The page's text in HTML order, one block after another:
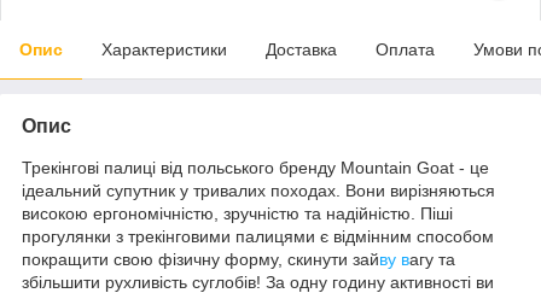
Опис Характеристики Доставка Оплата Умови
Опис
Трекінгові палиці від польського бренду Mountain Goat - це
ідеальний супутник у тривалих походах. Вони вирізняються
високою ергономічністю, зручністю та надійністю. Піші
прогулянки з трекінговими палицями є відмінним способом
покращити свою фізичну форму, скинути зайву вагу та
збільшити рухливість суглобів! За одну годину активності ви